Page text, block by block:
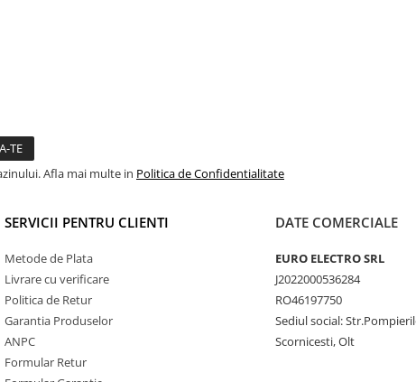
Afla mai multe in Politica de Confidentialitate
SERVICII PENTRU CLIENTI
Metode de Plata
Livrare cu verificare
Politica de Retur
Garantia Produselor
ANPC
Formular Retur
DATE COMERCIALE
EURO ELECTRO SRL
J2022000536284
RO46197750
Sediul social:
Scornicesti, Olt